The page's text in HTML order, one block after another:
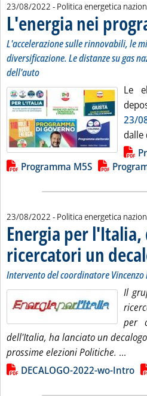
23/08/2022 - Politica energetica
L'energia nei
L'accelerazione sulle rinnovabili, le
diversificazione. Le distanze su gas
dell'auto
Le
23/
dalle
Lista allegati PDF alla
Programma M5S
23/08/2022 - Politica energetica
Energia per
ricercatori un
Intervento del coordinatore Vincenzo
Il
per
dell'Italia, ha lanciato un
prossime elezioni Politiche. ...
Lista allegati PDF alla
DECALOGO-2022-wo-Intro